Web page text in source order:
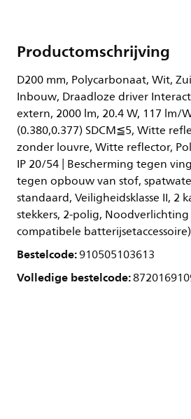
Productomschrijving
D200 mm, Polycarbonaat, Wit,
Inbouw, Draadloze driver
extern, 2000 lm, 20.4 W, 117 lm/
(0.380,0.377) SDCM≦5, Witte
zonder louvre, Witte reflector,
IP 20/54 | Bescherming tegen
tegen opbouw van stof,
standaard, Veiligheidsklasse II, 2
stekkers, 2-polig,
compatibele batterijsetaccessoire)
Bestelcode:910505103613
Volledige bestelcode: